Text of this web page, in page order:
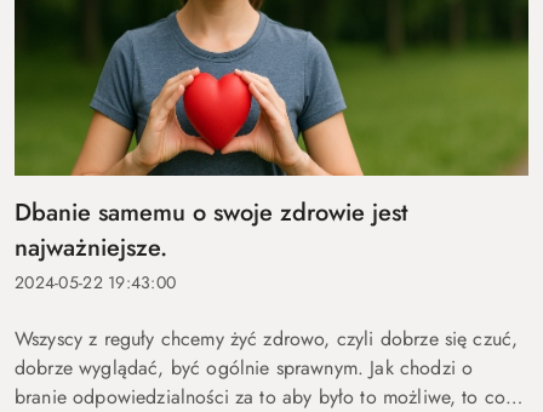
Dbanie samemu o swoje zdrowie jest
najważniejsze.
2024-05-22 19:43:00
Wszyscy z reguły chcemy żyć zdrowo, czyli dobrze się czuć,
dobrze wyglądać, być ogólnie sprawnym. Jak chodzi o
branie odpowiedzialności za to aby było to możliwe, to co